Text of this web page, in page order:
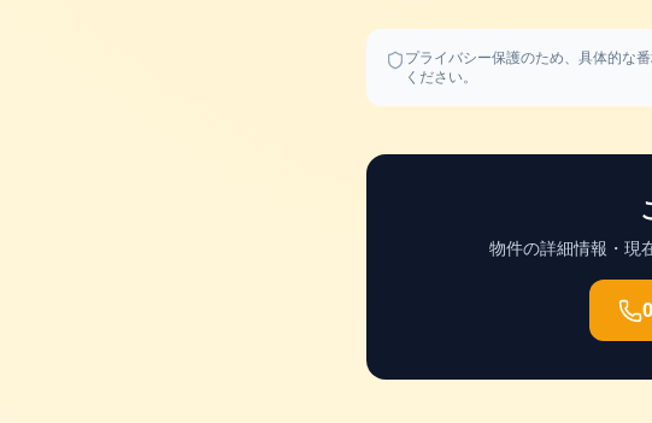
プライバシー保護のため、具体的な
ください。
物件の詳細情報・現